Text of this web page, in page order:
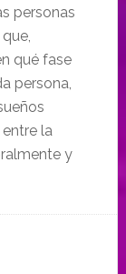
personas
qué fase
persona,
la
y